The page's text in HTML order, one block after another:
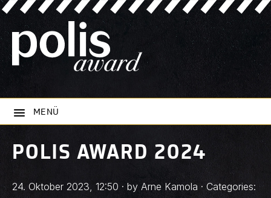
MENÜ
POLIS AWARD 2024
24. Oktober 2023 12:50 · by Arne Kamola · Categories: